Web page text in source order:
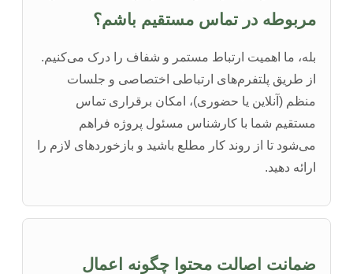
مربوطه در تماس مستقیم باشم؟
بله، ما اهمیت ارتباط مستمر و شفاف را درک می‌کنیم.
از طریق پلتفرم‌های ارتباطی اختصاصی و جلسات
منظم (آنلاین یا حضوری)، امکان برقراری تماس
مستقیم شما با کارشناس مسئول پروژه فراهم
می‌شود تا از روند کار مطلع باشید و بازخوردهای لازم را
ارائه دهید.
ضمانت اصالت محتوا چگونه اعمال